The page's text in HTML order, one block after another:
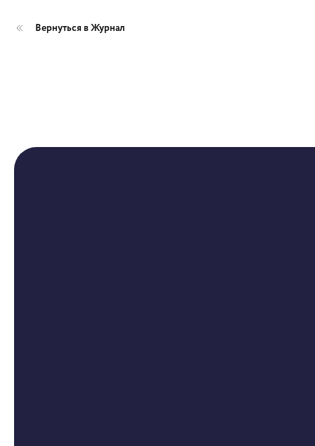
Вернуться в Журнал